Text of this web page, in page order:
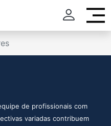
de profissionais com
variadas contribuem